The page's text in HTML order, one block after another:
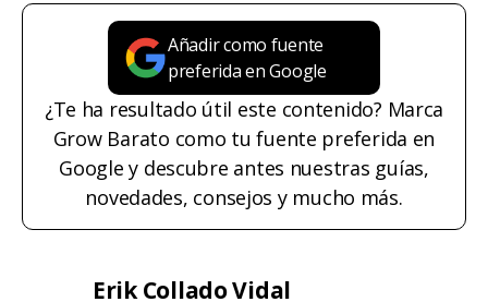
Añadir como fuente
preferida en Google
¿Te ha resultado útil este contenido? Marca
Grow Barato como tu fuente preferida en
Google y descubre antes nuestras guías,
novedades, consejos y mucho más.
Erik Collado Vidal